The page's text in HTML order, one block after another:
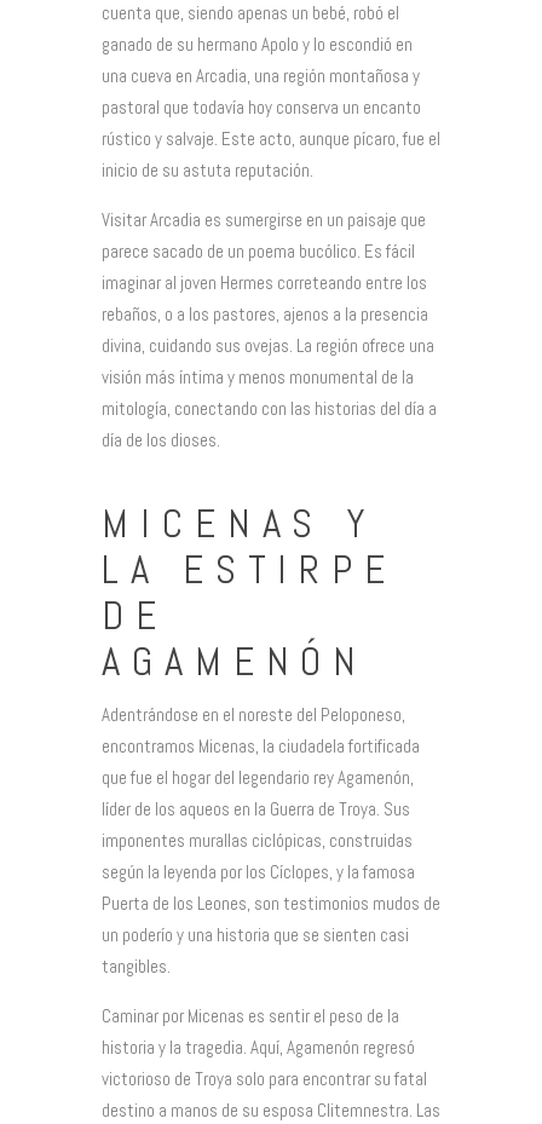
cuenta que, siendo apenas un bebé, robó el
ganado de su hermano Apolo y lo escondió en
una cueva en Arcadia, una región montañosa y
pastoral que todavía hoy conserva un encanto
rústico y salvaje. Este acto, aunque pícaro, fue el
inicio de su astuta reputación.
Visitar Arcadia es sumergirse en un paisaje que
parece sacado de un poema bucólico. Es fácil
imaginar al joven Hermes correteando entre los
rebaños, o a los pastores, ajenos a la presencia
divina, cuidando sus ovejas. La región ofrece una
visión más íntima y menos monumental de la
mitología, conectando con las historias del día a
día de los dioses.
MICENAS Y
LA ESTIRPE
DE
AGAMENÓN
Adentrándose en el noreste del Peloponeso,
encontramos Micenas, la ciudadela fortificada
que fue el hogar del legendario rey Agamenón,
líder de los aqueos en la Guerra de Troya. Sus
imponentes murallas ciclópicas, construidas
según la leyenda por los Cíclopes, y la famosa
Puerta de los Leones, son testimonios mudos de
un poderío y una historia que se sienten casi
tangibles.
Caminar por Micenas es sentir el peso de la
historia y la tragedia. Aquí, Agamenón regresó
victorioso de Troya solo para encontrar su fatal
destino a manos de su esposa Clitemnestra. Las